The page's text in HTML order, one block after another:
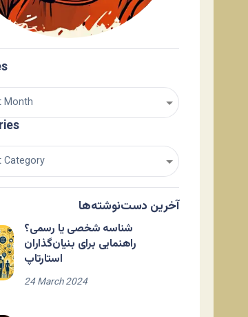
آخرین دست‌نوشته‌ها
شناسه شخصی یا رسمی؟
راهنمایی برای بنیان‌گذاران
استارتاپ
24 March 2024